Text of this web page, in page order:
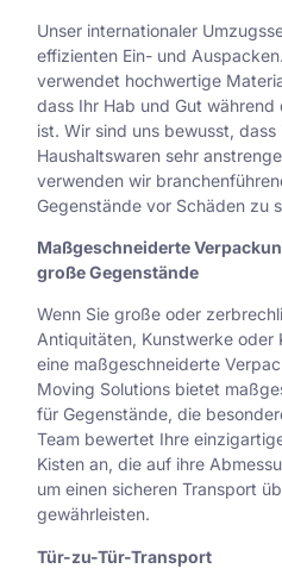
Unser internationaler
effizienten Ein- und
verwendet hochwertige
dass Ihr Hab und Gut während
ist. Wir sind uns bewusst,
Haushaltswaren sehr
verwenden wir
Gegenstände vor Schäden zu
Maßgeschneiderte
große Gegenstände
Wenn Sie große oder
Antiquitäten, Kunstwerke oder
eine maßgeschneiderte
Moving Solutions bietet
für Gegenstände, die
Team bewertet Ihre
Kisten an, die auf ihre
um einen sicheren Transport
gewährleisten.
Tür-zu-Tür-Transport